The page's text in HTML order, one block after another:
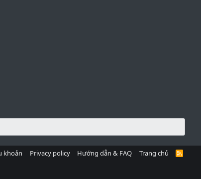
khoản Privacy policy Hướng dẫn & FAQ Trang chủ
R
S